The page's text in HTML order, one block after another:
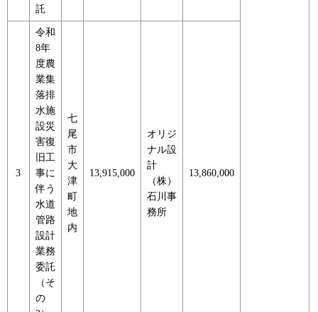
託
3
令和
8年
度農
業集
落排
水施
設災
害復
旧工
事に
伴う
水道
管路
設計
業務
委託
（そ
の
七
尾
市
大
津
町
地
内
13,915,000
オリジ
ナル設
計
（株）
石川事
務所
13,860,000